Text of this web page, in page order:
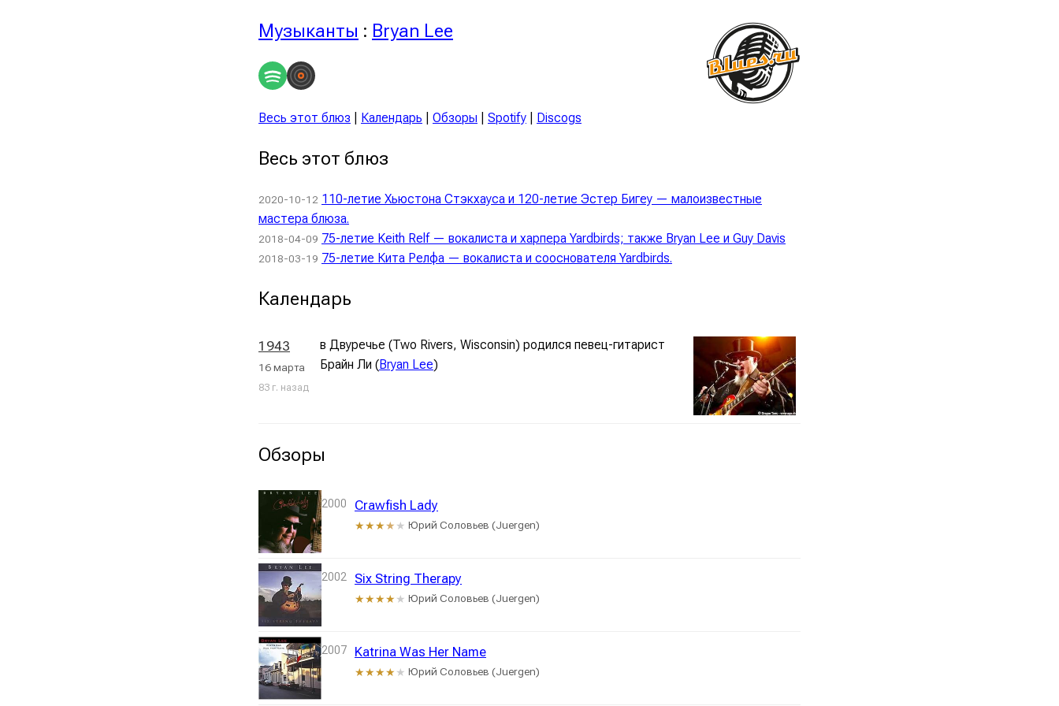
Музыканты : Bryan Lee
Весь этот блюз Календарь Обзоры Spotify Discogs
Весь этот блюз
2020-10-12 110-летие Хьюстона Стэкхауса и 120-летие Эстер Бигеу — малоизвестные
мастера блюза.
2018-04-09 75-летие Keith Relf — вокалиста и харпера Yardbirds; также Bryan Lee и Guy Davis
2018-03-19 75-летие Кита Релфа — вокалиста и сооснователя Yardbirds.
Календарь
1943
16 марта
83 г. назад
в Двуречье (Two Rivers, Wisconsin) родился певец-гитарист
Брайн Ли (Bryan Lee)
Обзоры
2000 Crawfish Lady
★★★★ ★ Юрий Соловьев (Juergen)
2002 Six String Therapy
★★★★★ Юрий Соловьев (Juergen)
2007 Katrina Was Her Name
★★★★★ Юрий Соловьев (Juergen)